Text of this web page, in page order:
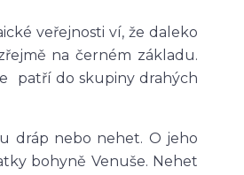
veřejnosti ví, že daleko
na černém základu.
patří do skupiny drahých
dráp nebo nehet. O jeho
bohyně Venuše. Nehet